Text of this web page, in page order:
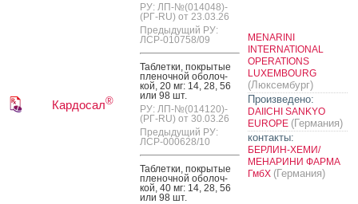
Кардосал®
РУ: ЛП-№(014048)-
(РГ-RU) от 23.03.26
Предыдущий РУ:
ЛСР-010758/09
Таб­летки, пок­ры­тые
пле­ноч­ной обо­лоч­
кой, 20 мг: 14, 28, 56
или 98 шт.
РУ: ЛП-№(014120)-
(РГ-RU) от 30.03.26
Предыдущий РУ:
ЛСР-000628/10
Таб­летки, пок­ры­тые
пле­ноч­ной обо­лоч­
кой, 40 мг: 14, 28, 56
или 98 шт.
MENARINI
INTERNATIONAL
OPERATIONS
LUXEMBOURG
(Люксембург)
Произведено:
DAIICHI SANKYO
EUROPE (Германия)
контакты:
БЕРЛИН-ХЕМИ/
МЕНАРИНИ ФАРМА
ГмбХ (Германия)